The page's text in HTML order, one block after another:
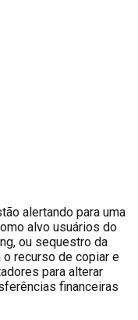
alertando para uma
alvo usuários do
ou sequestro da
recurso de copiar e
para alterar
financeiras